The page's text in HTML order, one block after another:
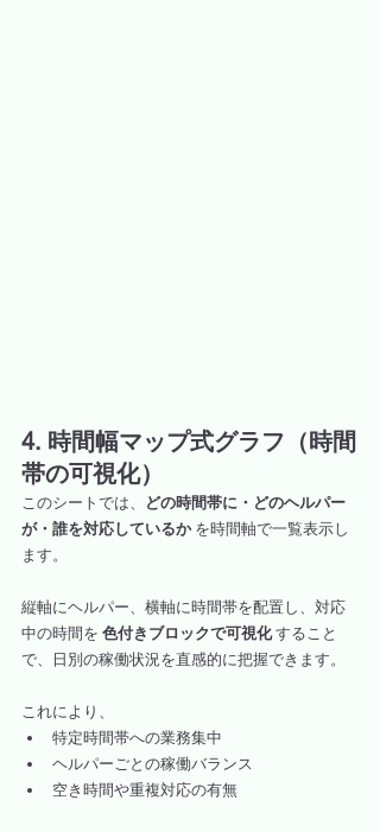
4. 時間幅マップ式グラフ（時間
帯の可視化）
このシートでは、
どの時間帯に・どのヘルパー
が・誰を対応しているか を時間軸で一覧表示し
ます。
縦軸にヘルパー、横軸に時間帯を配置し、対応
中の時間を 色付きブロックで可視化 すること
で、日別の稼働状況を直感的に把握できます。
これにより、
特定時間帯への業務集中
ヘルパーごとの稼働バランス
空き時間や重複対応の有無